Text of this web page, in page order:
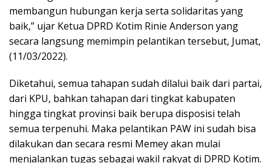
membangun hubungan kerja serta solidaritas yang
baik,” ujar Ketua DPRD Kotim Rinie Anderson yang
secara langsung memimpin pelantikan tersebut, Jumat,
(11/03/2022).
Diketahui, semua tahapan sudah dilalui baik dari partai,
dari KPU, bahkan tahapan dari tingkat kabupaten
hingga tingkat provinsi baik berupa disposisi telah
semua terpenuhi. Maka pelantikan PAW ini sudah bisa
dilakukan dan secara resmi Memey akan mulai
menjalankan tugas sebagai wakil rakyat di DPRD Kotim.